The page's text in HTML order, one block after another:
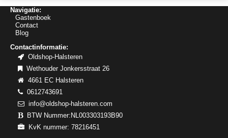
Navigatie:
Gastenboek
Contact
Blog
Contactinformatie:
Oldshop-Halsteren
Wethouder Jonkersstraat 26
4661 EC Halsteren
0612743691
info@oldshop-halsteren.com
BTW Nummer:NL003303193B90
KvK nummer: 78216451